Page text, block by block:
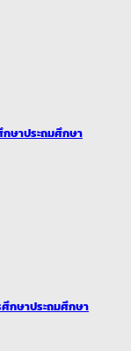
ษาประถมศึกษา
กษาประถมศึกษา